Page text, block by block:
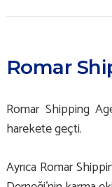
Romar
Romar Shipping
harekete geçti.
Ayrıca Romar